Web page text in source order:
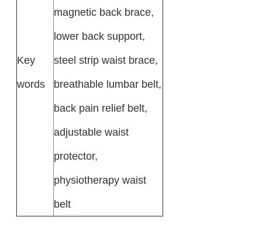
Key
words
magnetic back brace,
lower back support,
steel strip waist brace,
breathable lumbar belt,
back pain relief belt,
adjustable waist
protector,
physiotherapy waist
belt